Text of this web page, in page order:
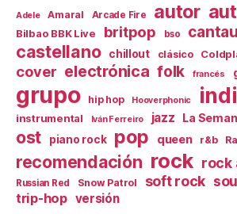
Adele Amaral Arcade Fire autor
Bilbao BBK Live britpop bso
castellano chillout clásico
cover electrónica folk francés
grupo hip hop Hooverphonic
instrumental Iván Ferreiro jazz La
ost piano rock pop queen r&b
recomendación rock rock
Russian Red Snow Patrol soft rock
trip-hop versión